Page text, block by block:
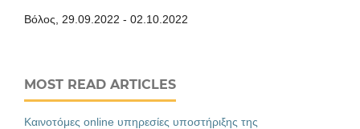
Βόλος, 29.09.2022 - 02.10.2022
MOST READ ARTICLES
Καινοτόμες online υπηρεσίες υποστήριξης της